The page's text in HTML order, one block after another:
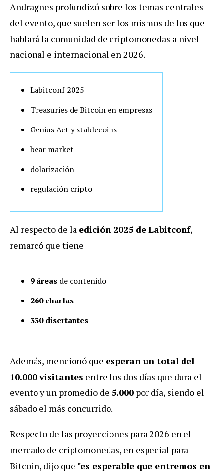
Andragnes profundizó sobre los temas centrales
del evento, que suelen ser los mismos de los que
hablará la comunidad de criptomonedas a nivel
nacional e internacional en 2026.
Labitconf 2025
Treasuries de Bitcoin en empresas
Genius Act y stablecoins
bear market
dolarización
regulación cripto
Al respecto de la edición 2025 de Labitconf,
remarcó que tiene
9 áreas de contenido
260 charlas
330 disertantes
Además, mencionó que esperan un total del
10.000 visitantes entre los dos días que dura el
evento y un promedio de 5.000 por día, siendo el
sábado el más concurrido.
Respecto de las proyecciones para 2026 en el
mercado de criptomonedas, en especial para
Bitcoin, dijo que "es esperable que entremos en